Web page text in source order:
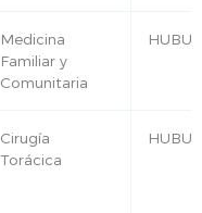
Medicina
Familiar y
Comunitaria
HUBU
Cirugía
Torácica
HUBU